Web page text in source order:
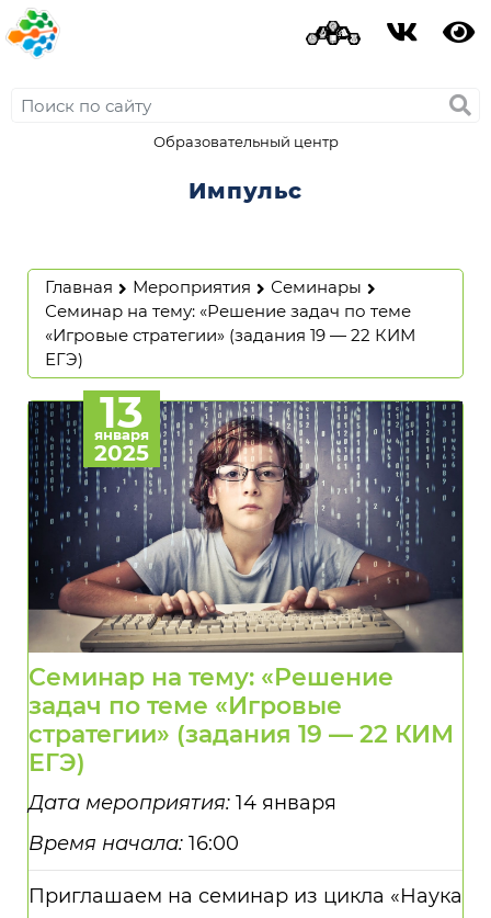
Образовательный центр
Импульс
Главная Мероприятия
Семинары
Семинар на тему: «Решение задач по теме
«Игровые стратегии» (задания 19 — 22 КИМ
ЕГЭ)
13
января
2025
Семинар на тему: «Решение
задач по теме «Игровые
стратегии» (задания 19 — 22 КИМ
ЕГЭ)
Дата мероприятия: 14 января
Время начала: 16:00
Приглашаем на семинар из цикла «Наука